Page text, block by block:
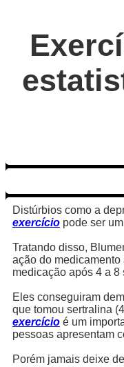
Distúrbios como a
exercício pode ser
Tratando disso,
ação do
medicação após 4 a 8
Eles conseguiram
que tomou sertralina
exercício é um
pessoas apresentam
Porém jamais deixe